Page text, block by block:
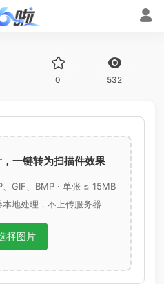
0 532
一键转为扫描件效果
GIF、BMP · 单张 ≤ 15MB
本地处理，不上传服务器
择图片